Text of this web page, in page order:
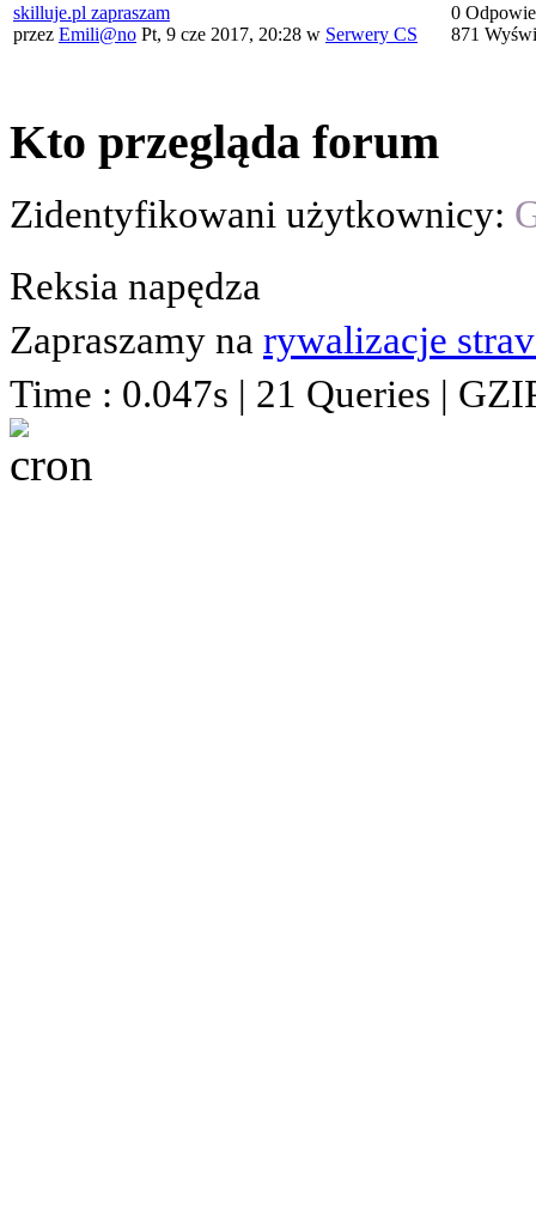
skilluje.pl zapraszam
przez Emili@no Pt, 9 cze 2017, 20:28 w Serwery CS
0
871
Kto przegląda forum
Zidentyfikowani użytkownicy:
Reksia napędza
Zapraszamy na rywalizacje
Time : 0.047s | 21 Queries |